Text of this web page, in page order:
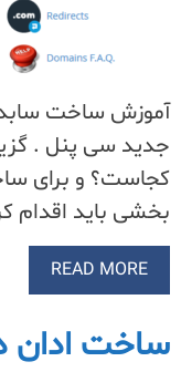
بخشی باید اقدام
READ MORE